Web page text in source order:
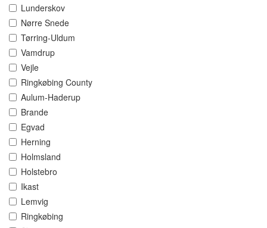
Lunderskov
Nørre Snede
Tørring-Uldum
Vamdrup
Vejle
Ringkøbing County
Aulum-Haderup
Brande
Egvad
Herning
Holmsland
Holstebro
Ikast
Lemvig
Ringkøbing